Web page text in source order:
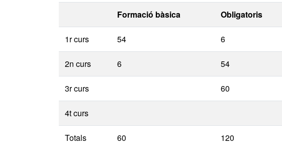
Formació bàsica Obligatoris
1r curs 54 6
2n curs 6 54
3r curs 60
4t curs
Totals 60 120